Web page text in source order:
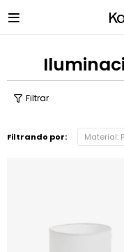

Filtrando por: Material: